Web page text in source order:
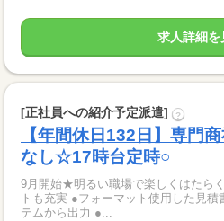
求人詳細を
[正社員への紹介予定派遣] ?
【年間休日132日】専門
なし☆17時台定時○
9月開始★明るい職場で楽しくはたら
トも充実 ●フォーマット使用した見
テムから出力 ●...